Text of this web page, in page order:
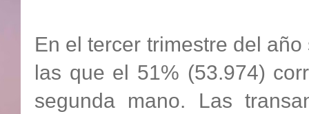
En el tercer trimestre del
las que el 51% (53.974)
segunda mano. Las